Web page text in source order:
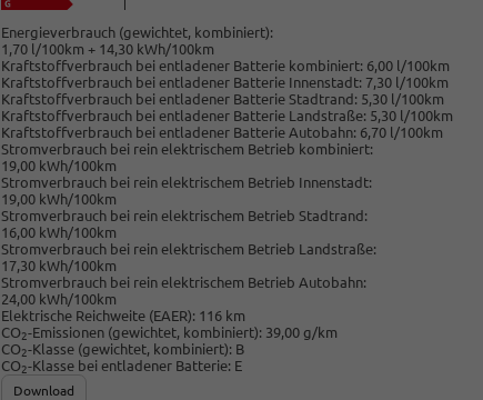
Energieverbrauch (gewichtet, kombiniert):
1,70 l/100km + 14,30 kWh/100km
Kraftstoffverbrauch bei entladener Batterie kombiniert: 6,00 l/100km
Kraftstoffverbrauch bei entladener Batterie Innenstadt: 7,30 l/100km
Kraftstoffverbrauch bei entladener Batterie Stadtrand: 5,30 l/100km
Kraftstoffverbrauch bei entladener Batterie Landstraße: 5,30 l/100km
Kraftstoffverbrauch bei entladener Batterie Autobahn: 6,70 l/100km
Stromverbrauch bei rein elektrischem Betrieb kombiniert:
19,00 kWh/100km
Stromverbrauch bei rein elektrischem Betrieb Innenstadt:
19,00 kWh/100km
Stromverbrauch bei rein elektrischem Betrieb Stadtrand:
16,00 kWh/100km
Stromverbrauch bei rein elektrischem Betrieb Landstraße:
17,30 kWh/100km
Stromverbrauch bei rein elektrischem Betrieb Autobahn:
24,00 kWh/100km
Elektrische Reichweite (EAER): 116 km
CO2-Emissionen (gewichtet, kombiniert): 39,00 g/km
CO2-Klasse (gewichtet, kombiniert): B
CO2-Klasse bei entladener Batterie: E
Download